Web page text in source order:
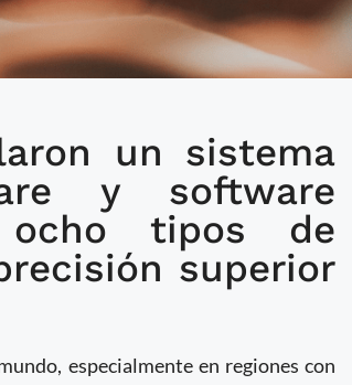
detecta
imágenes del
un sistema
y software
ocho tipos de
superior
especialmente en regiones con